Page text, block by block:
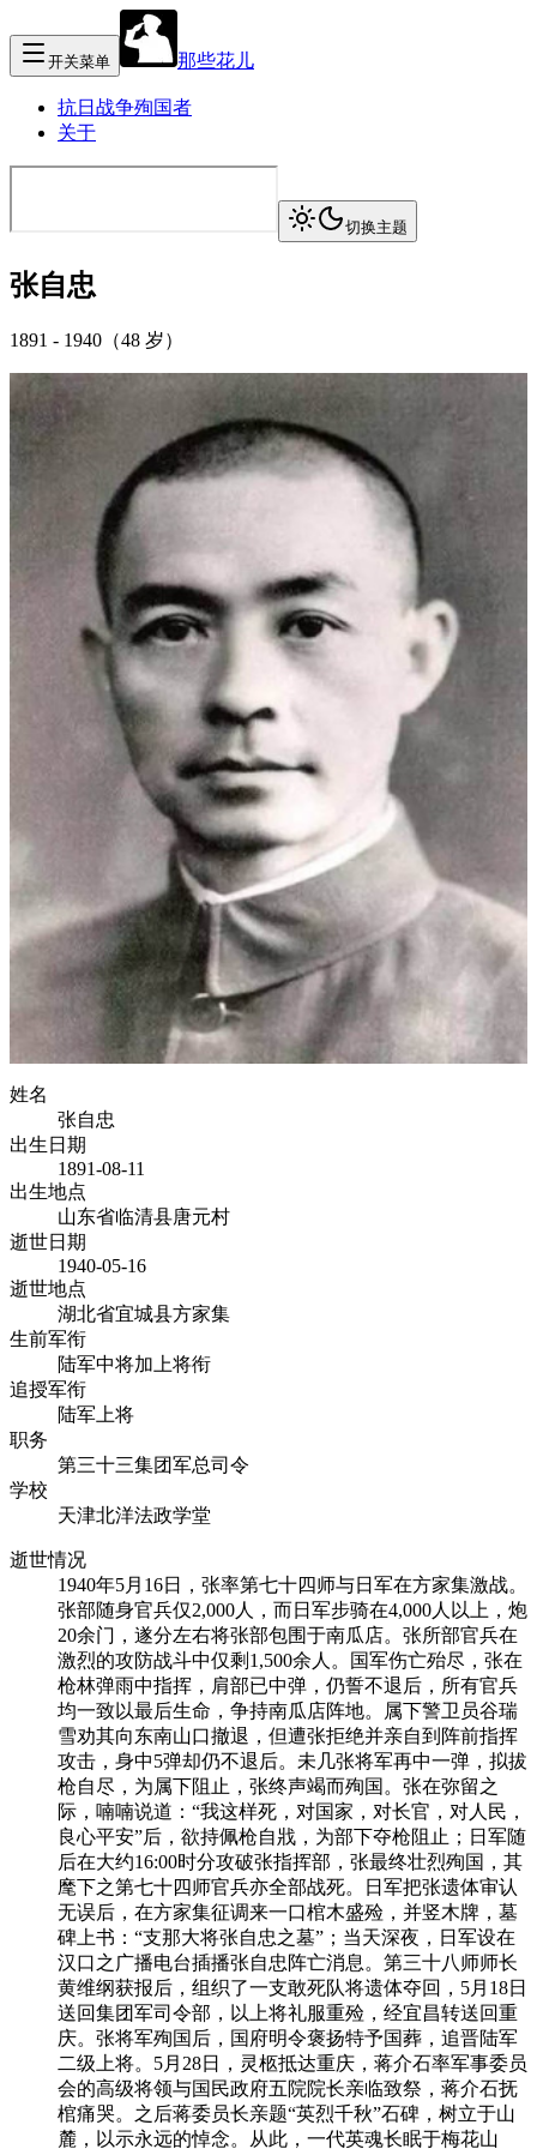
开关菜单 那些花儿
抗日战争殉国者
关于
切换主题
张自忠
1891 - 1940 （48 岁）
姓名
张自忠
出生日期
1891-08-11
出生地点
山东省临清县唐元村
逝世日期
1940-05-16
逝世地点
湖北省宜城县方家集
生前军衔
陆军中将加上将衔
追授军衔
陆军上将
职务
第三十三集团军总司令
学校
天津北洋法政学堂
逝世情况
1940年5月16日，张率第七十四师与日军在方家集激战。
张部随身官兵仅2,000人，而日军步骑在4,000人以上，炮
20余门，遂分左右将张部包围于南瓜店。张所部官兵在
激烈的攻防战斗中仅剩1,500余人。国军伤亡殆尽，张在
枪林弹雨中指挥，肩部已中弹，仍誓不退后，所有官兵
均一致以最后生命，争持南瓜店阵地。属下警卫员谷瑞
雪劝其向东南山口撤退，但遭张拒绝并亲自到阵前指挥
攻击，身中5弹却仍不退后。未几张将军再中一弹，拟拔
枪自尽，为属下阻止，张终声竭而殉国。张在弥留之
际，喃喃说道：“我这样死，对国家，对长官，对人民，
良心平安”后，欲持佩枪自戕，为部下夺枪阻止；日军随
后在大约16:00时分攻破张指挥部，张最终壮烈殉国，其
麾下之第七十四师官兵亦全部战死。日军把张遗体审认
无误后，在方家集征调来一口棺木盛殓，并竖木牌，墓
碑上书：“支那大将张自忠之墓”；当天深夜，日军设在
汉口之广播电台插播张自忠阵亡消息。第三十八师师长
黄维纲获报后，组织了一支敢死队将遗体夺回，5月18日
送回集团军司令部，以上将礼服重殓，经宜昌转送回重
庆。张将军殉国后，国府明令褒扬特予国葬，追晋陆军
二级上将。5月28日，灵柩抵达重庆，蒋介石率军事委员
会的高级将领与国民政府五院院长亲临致祭，蒋介石抚
棺痛哭。之后蒋委员长亲题“英烈千秋”石碑，树立于山
麓，以示永远的悼念。从此，一代英魂长眠于梅花山